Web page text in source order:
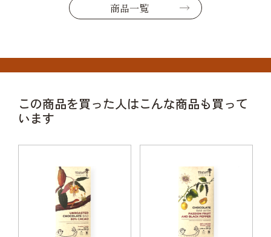
商品一覧
この商品を買った人はこんな商品も買って
います